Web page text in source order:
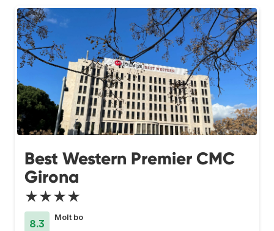
Best Western Premier CMC
Girona
★★★★
8.3
Molt bo